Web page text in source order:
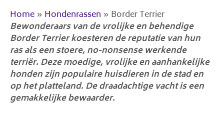
Home » Hondenrassen » Border Terrier
Bewonderaars van de vrolijke en behendige
Border Terrier koesteren de reputatie van hun
ras als een stoere, no-nonsense werkende
terriër. Deze moedige, vrolijke en aanhankelijke
honden zijn populaire huisdieren in de stad en
op het platteland. De draadachtige vacht is een
gemakkelijke bewaarder.